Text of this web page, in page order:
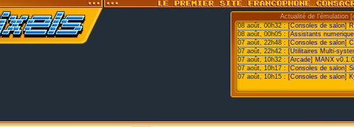
Actualité de l'émulation
08 août, 00h32 :[Consoles de salon]
08 août, 00h05 : [Assistants
07 août, 22h48 : [Consoles de salon]
07 août, 22h42 : [Utilitaires Multi-
07 août, 10h32 : [Arcade] MANX
07 août, 10h17 : [Consoles de salon]
07 août, 10h15 : [Consoles de salon]